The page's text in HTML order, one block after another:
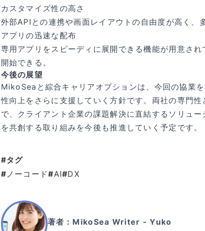
カスタマイズ性の高さ
外部APIとの連携や画面レイアウトの自由度が高く、
アプリの迅速な配布
専用アプリをスピーディに展開できる機能が用意さ
開始できる。
今後の展望
MikoSeaと綜合キャリアオプションは、今回の協業
性向上をさらに支援していく方針です。両社の専門性
で、クライアント企業の課題解決に直結するソリュ
を共創する取り組みを今後も推進していく予定です。
#タグ
#ノーコード#AI#DX
著者： MikoSea Writer - Yuko